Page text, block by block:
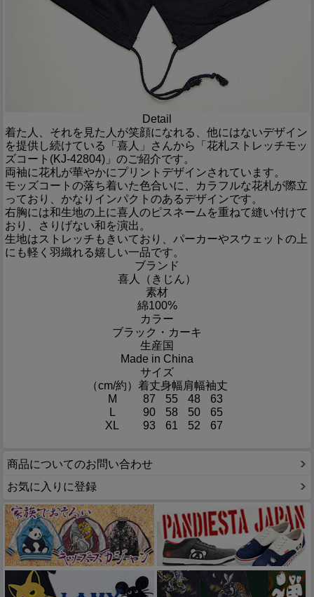
Detail
着た人、それを見た人が笑顔になれる、他にはないデザイン
を提供し続けている「喜人」さんから「花札ストレッチモッ
ズコート(KJ-42804)」のご紹介です。
両袖に花札が華やかにプリントデザインされています。
モッズコートの落ち着いた色合いに、カラフルな花札が際立
っており、かなりインパクトのあるデザインです。
右胸には和生地の上に喜人のピスネームを重ねて縫い付けて
おり、さりげない和を演出。
生地はストレッチもきいており、パーカーやスウェットの上
にも軽く羽織れる嬉しい一品です。
ブランド
喜人（きじん）
素材
綿100%
カラー
ブラック・カーキ
生産国
Made in China
サイズ
（cm/約） 着丈身幅肩幅袖丈
M
87 55 48
63
L
90 58 50
65
XL
93 61 52 67
商品についてのお問い合わせ
お気に入りに登録